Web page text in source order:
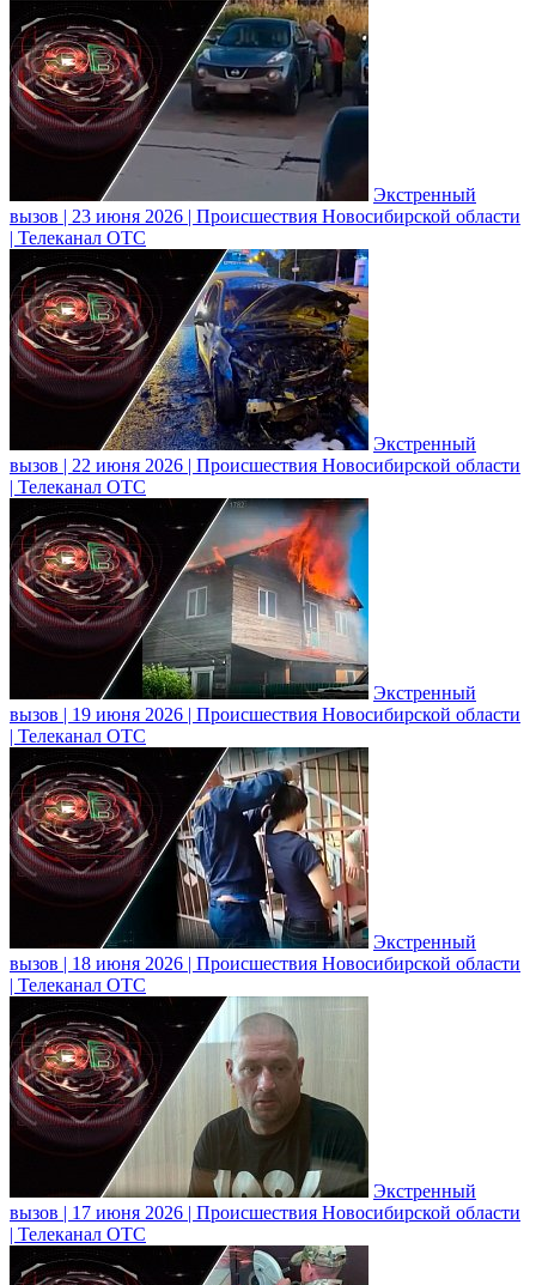
Экстренный
вызов | 23 июня 2026 | Происшествия Новосибирской области
| Телеканал ОТС
Экстренный
вызов | 22 июня 2026 | Происшествия Новосибирской области
| Телеканал ОТС
Экстренный
вызов | 19 июня 2026 | Происшествия Новосибирской области
| Телеканал ОТС
Экстренный
вызов | 18 июня 2026 | Происшествия Новосибирской области
| Телеканал ОТС
Экстренный
вызов | 17 июня 2026 | Происшествия Новосибирской области
| Телеканал ОТС